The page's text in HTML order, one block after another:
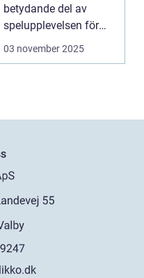
betydande del av
spelupplevelsen för
många...
03 november 2025